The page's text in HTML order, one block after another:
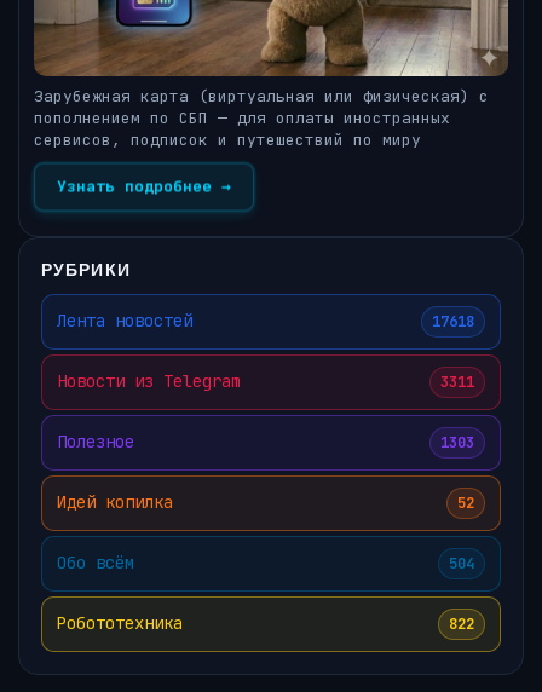
Зарубежная карта (виртуальная или физическая) с
пополнением по СБП — для оплаты иностранных
сервисов, подписок и путешествий по миру
Узнать подробнее →
РУБРИКИ
Лента новостей 17618
Новости из Telegram 3311
Полезное 1303
Идей копилка 52
Обо всём 504
Робототехника 822